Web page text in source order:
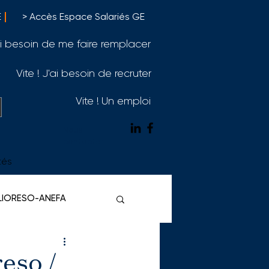
> Accès Espace Salariés GE
besoin de me faire remplacer
Vite ! Un emploi
Vite ! J'ai besoin de recruter
ANEFA